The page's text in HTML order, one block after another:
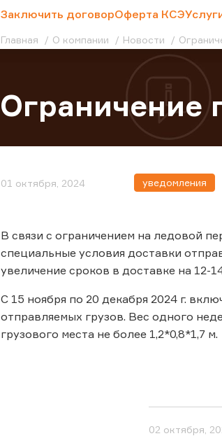
Заключить договорОферта КСЭ
Главная О компании Новости
Ограничение
01 октября, 2024 уведомления
В связи с ограничением на ледовой
специальные условия доставки
увеличение сроков в доставке на 12-
С 15 ноября по 20 декабря 2024 г.
отправляемых грузов. Вес одного
грузового места не более 1,2*0,8*1,7 м.
02 октября,